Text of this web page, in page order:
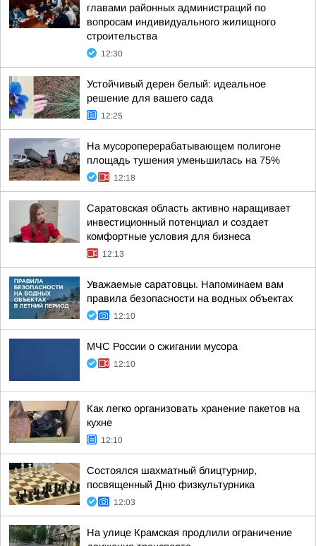
главами районных администраций по
вопросам индивидуального жилищного
строительства
12:30
Устойчивый дерен белый: идеальное
решение для вашего сада
12:25
На мусороперерабатывающем полигоне
площадь тушения уменьшилась на 75%
12:18
Саратовская область активно наращивает
инвестиционный потенциал и создает
комфортные условия для бизнеса
12:13
Уважаемые саратовцы. Напоминаем вам
правила безопасности на водных объектах
12:10
МЧС России о сжигании мусора
12:10
Как легко организовать хранение пакетов на
кухне
12:10
Состоялся шахматный блицтурнир,
посвященный Дню физкультурника
12:03
На улице Крамская продлили ограничение